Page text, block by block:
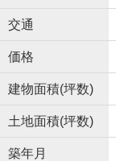
交通
価格
建物面積(坪数)
土地面積(坪数)
築年月